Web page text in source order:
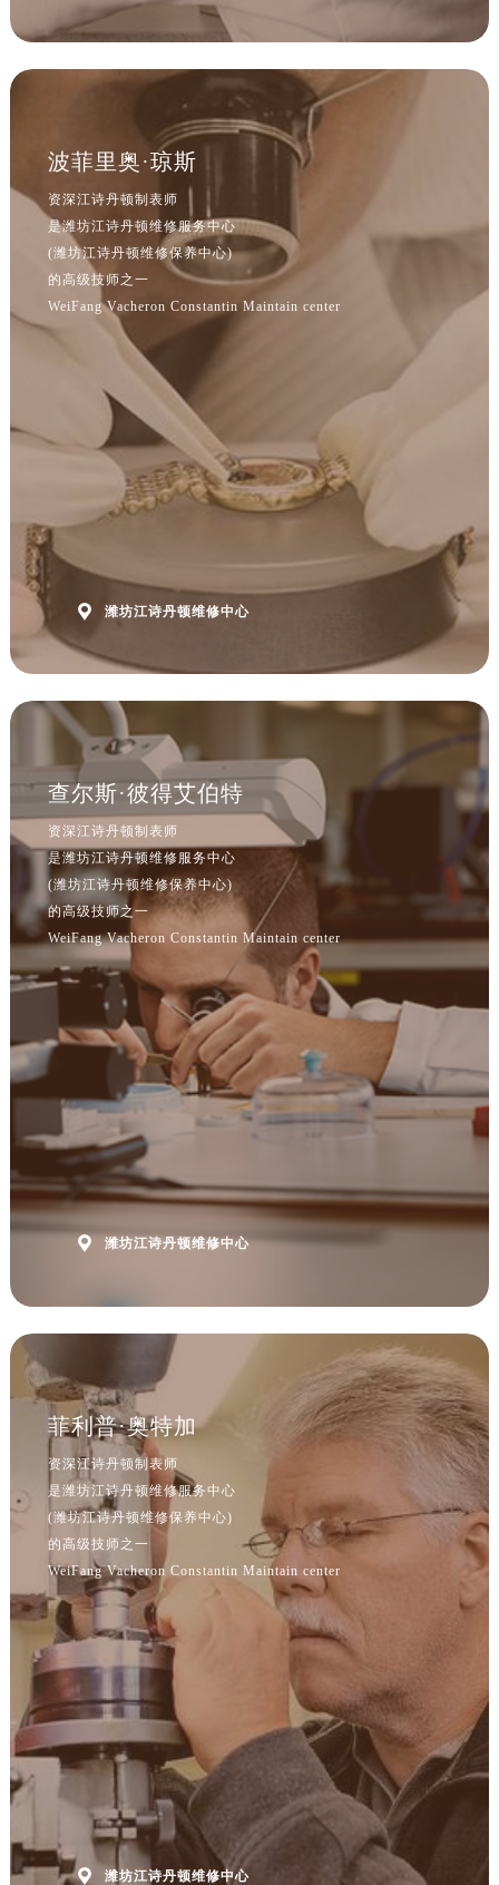
波菲里奥·琼斯
资深江诗丹顿制表师
是潍坊江诗丹顿维修服务中心
(潍坊江诗丹顿维修保养中心)
的高级技师之一
WeiFang Vacheron Constantin Maintain center
 潍坊江诗丹顿维修中心
查尔斯·彼得艾伯特
资深江诗丹顿制表师
是潍坊江诗丹顿维修服务中心
(潍坊江诗丹顿维修保养中心)
的高级技师之一
WeiFang Vacheron Constantin Maintain center
 潍坊江诗丹顿维修中心
菲利普·奥特加
资深江诗丹顿制表师
是潍坊江诗丹顿维修服务中心
(潍坊江诗丹顿维修保养中心)
的高级技师之一
WeiFang Vacheron Constantin Maintain center
 潍坊江诗丹顿维修中心